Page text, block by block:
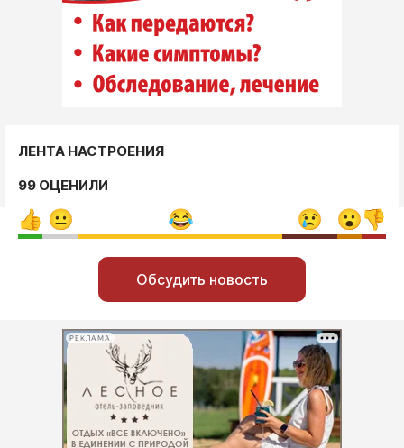
ЛЕНТА НАСТРОЕНИЯ
99 ОЦЕНИЛИ
Обсудить новость
РЕКЛАМА